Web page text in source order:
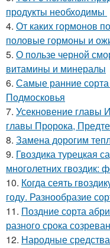
продукты необходимы
4. От каких гормонов
половые гормоны и
5. О пользе черной
витамины и минералы
6. Самые ранние сорта
Подмосковья
7. Усекновение главы
главы Пророка,
8. Замена дорогим
9. Гвоздика турецкая
многолетних гвоздик:
10. Когда сеять
году. Разнообразие
11. Поздние сорта
разного срока
12. Народные